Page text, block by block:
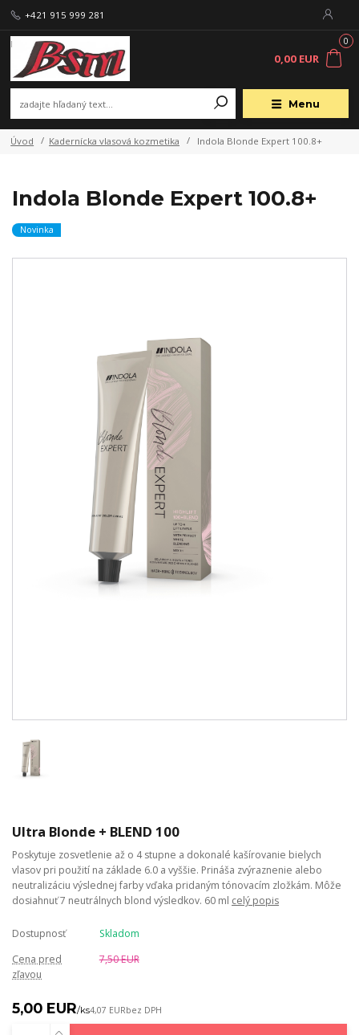
Menu
+421 915 999 281
0
0,00 EUR
Úvod Kadernícka vlasová kozmetika Indola Blonde Expert 100.8+
Indola Blonde Expert 100.8+
Novinka
Ultra Blonde + BLEND 100
Poskytuje zosvetlenie až o 4 stupne a dokonalé kašírovanie bielych
vlasov pri použití na základe 6.0 a vyššie. Prináša zvýraznenie alebo
neutralizáciu výslednej farby vďaka pridaným tónovacím zložkám. Môže
dosiahnuť 7 neutrálnych blond výsledkov. 60 ml celý popis
Dostupnosť
Skladom
Cena pred
zľavou
7,50 EUR
5,00 EUR/ks4,07 EURbez DPH